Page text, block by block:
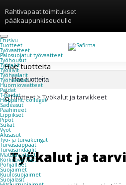
Rahtivapaat toimitukset
pääkaupunkiseudulle
Etusivu
Tuotteet
Työvaatteet
Palosuojatut työvaatteet
Työhousut
Työtakit
Työliivit
Työhaalarit
Työhanskat
Huomiovaatteet
Paidat
T-paidat
Hupparit, colleget
Sadeasut
Päähineet
Lippikset
Pipot
Sukat
Vyöt
Alusasut
Työ- ja turvakengät
Turvasaappaat
Turvasandaalit
Matalavartiset
Korkeavartiset
Pohjalliset
Suojaimet
Kuulosuojaimet
Suojalasit
Hae tuotteita
×
Tuotteet>Työkalut ja tarvikkeet
Työkalut ja